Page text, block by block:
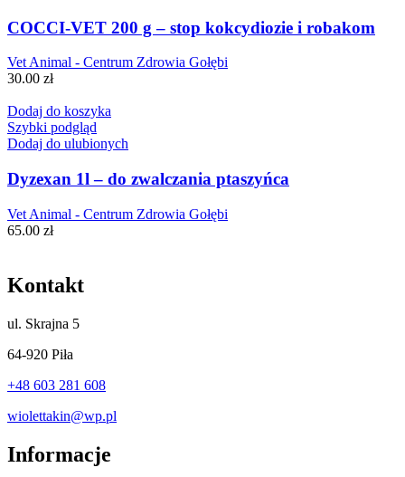
COCCI-VET 200 g – stop kokcydiozie i robakom
Vet Animal - Centrum Zdrowia Gołębi
30.00 zł
Dodaj do koszyka
Szybki podgląd
Dodaj do ulubionych
Dyzexan 1l – do zwalczania ptaszyńca
Vet Animal - Centrum Zdrowia Gołębi
65.00 zł
Kontakt
ul. Skrajna 5
64-920 Piła
+48 603 281 608
wiolettakin@wp.pl
Informacje